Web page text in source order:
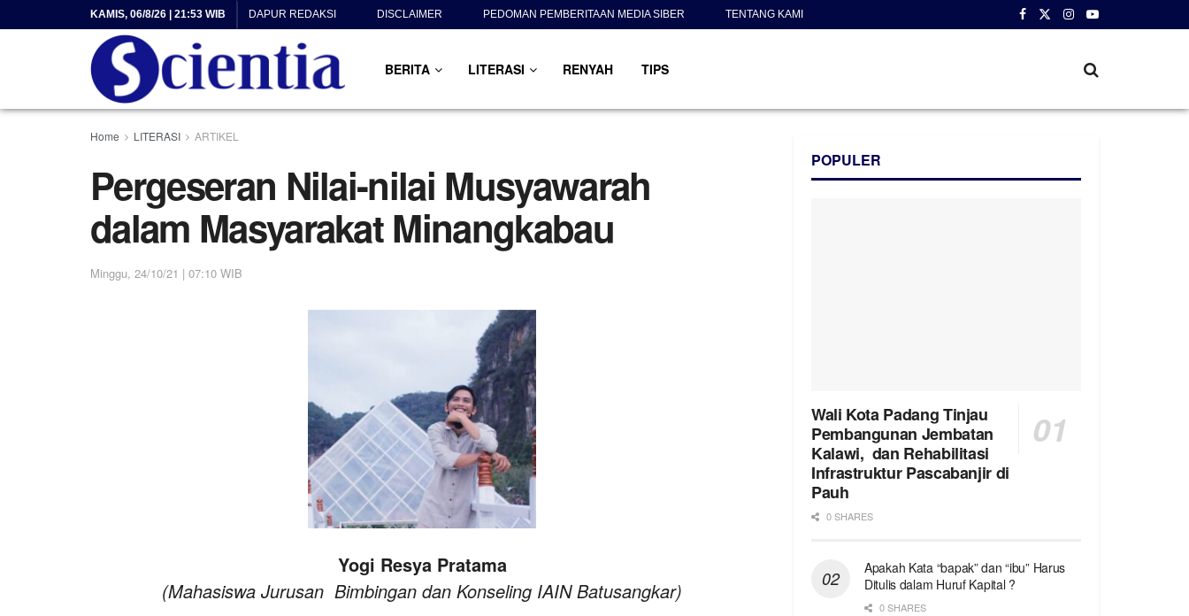
KAMIS, 06/8/26 | 21:53 WIB DAPUR REDAKSI DISCLAIMER PEDOMAN PEMBERITAAN MEDIA SIBER TENTANG KAMI
BERITA LITERASI RENYAH TIPS
Home LITERASI ARTIKEL
Pergeseran Nilai-nilai Musyawarah
dalam Masyarakat Minangkabau
Minggu, 24/10/21 | 07:10 WIB
Yogi Resya Pratama
(Mahasiswa Jurusan Bimbingan dan Konseling IAIN Batusangkar)
POPULER
Wali Kota Padang Tinjau
Pembangunan Jembatan
Kalawi, dan Rehabilitasi
Infrastruktur Pascabanjir di
Pauh
0 SHARES
Apakah Kata “bapak” dan “ibu” Harus
Ditulis dalam Huruf Kapital ?
0 SHARES